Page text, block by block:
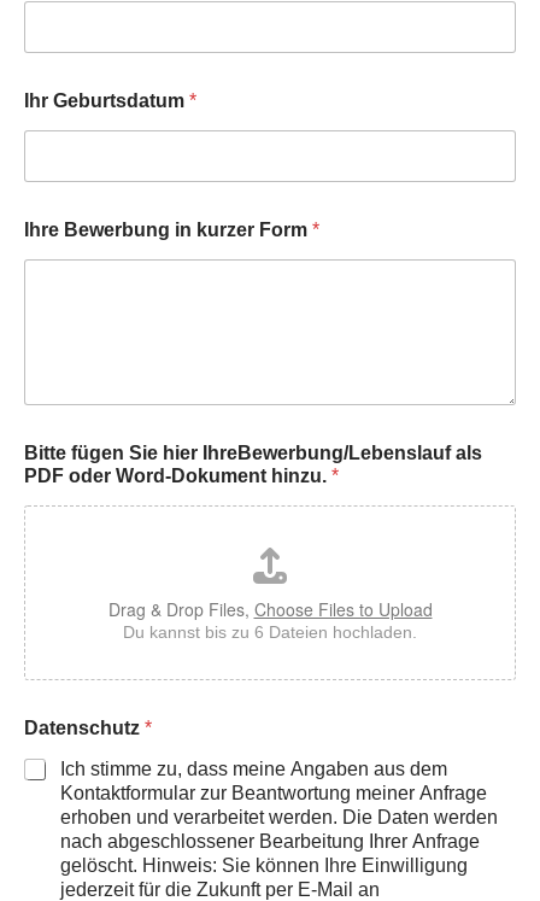
Ihr Geburtsdatum *
Ihre Bewerbung in kurzer Form *
Bitte fügen Sie hier IhreBewerbung/Lebenslauf als
PDF oder Word-Dokument hinzu. *
Drag & Drop Files, Choose Files to Upload
Du kannst bis zu 6 Dateien hochladen.
Datenschutz *
Ich stimme zu, dass meine Angaben aus dem
Kontaktformular zur Beantwortung meiner Anfrage
erhoben und verarbeitet werden. Die Daten werden
nach abgeschlossener Bearbeitung Ihrer Anfrage
gelöscht. Hinweis: Sie können Ihre Einwilligung
jederzeit für die Zukunft per E-Mail an